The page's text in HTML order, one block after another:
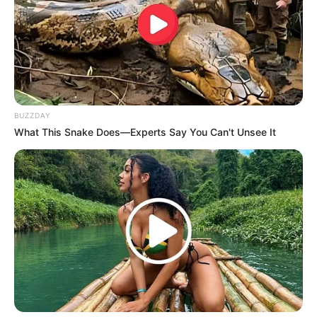
Lebih dari 15 tahun berkarier di industri hiburan, nama Nadila
Ernesta tak pernah redup dan semakin eksis dengan berbagai
karya yang ia berikan kepada penikmatnya.
TAGS AKTRIS MODEL NADILA ERNESTA SELEBRITI INDONESIA
BUZZDAY
What This Snake Does—Experts Say You Can't Unsee It